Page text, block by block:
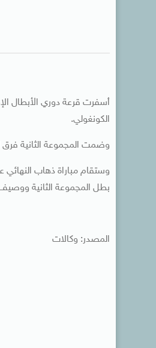
أسفرت قرعة دوري الأبطال
الكونغولي.
وضمت المجموعة الثانية فرق
وستقام مباراة ذهاب
بطل المجموعة الثانية
المصدر: وكالات